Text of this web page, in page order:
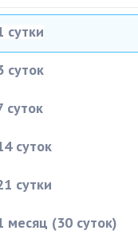
сутки
суток
суток
суток
сутки
месяц (30 суток)